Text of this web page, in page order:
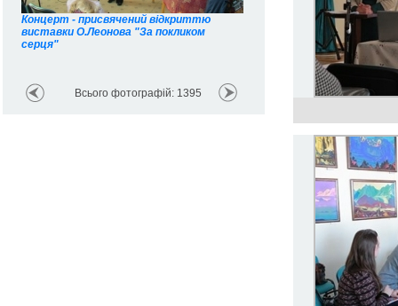
Концерт - присвячений відкриттю
виставки О.Леонова "За покликом
серця"
Всеукраїнська науково-
конференція "Сила народу в
Всього фотографій: 1395